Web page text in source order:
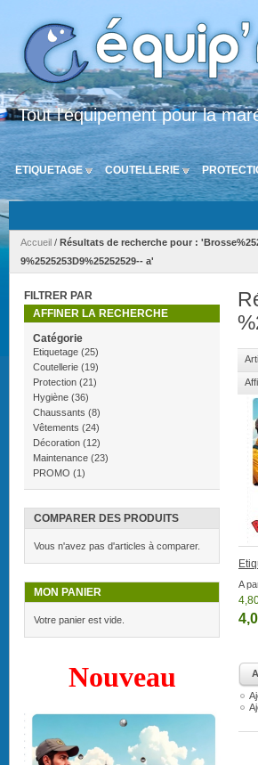
Tout l'équipement pour la
ETIQUETAGE COUTELLERIE
Accueil / Résultats de recherche pour :
9%2525253D9%25252529-- a'
A
FILTRER PAR
AFFINER LA RECHERCHE
Catégorie
Etiquetage (25)
Coutellerie (19)
Protection (21)
Hygiène (36)
Chaussants (8)
Vêtements (24)
Décoration (12)
Maintenance (23)
PROMO (1)
COMPARER DES PRODUITS
Vous n'avez pas d'articles à comparer.
MON PANIER
Votre panier est vide.
Nouveau